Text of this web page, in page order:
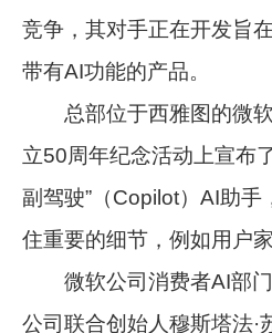
竞争，其对手正在开发旨
带有AI功能的产品。
总部位于西雅图的微软
立50周年纪念活动上宣布
副驾驶”（Copilot）AI助手
住重要的细节，例如用户
微软公司消费者AI部门
公司联合创始人穆斯塔法·